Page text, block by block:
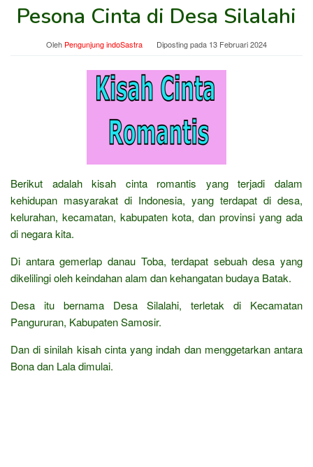
Pesona Cinta di Desa Silalahi
Oleh Pengunjung indoSastra Diposting pada 13 Februari 2024
Berikut adalah kisah cinta romantis yang terjadi dalam
kehidupan masyarakat di Indonesia, yang terdapat di desa,
kelurahan, kecamatan, kabupaten kota, dan provinsi yang ada
di negara kita.
Di antara gemerlap danau Toba, terdapat sebuah desa yang
dikelilingi oleh keindahan alam dan kehangatan budaya Batak.
Desa itu bernama Desa Silalahi, terletak di Kecamatan
Pangururan, Kabupaten Samosir.
Dan di sinilah kisah cinta yang indah dan menggetarkan antara
Bona dan Lala dimulai.